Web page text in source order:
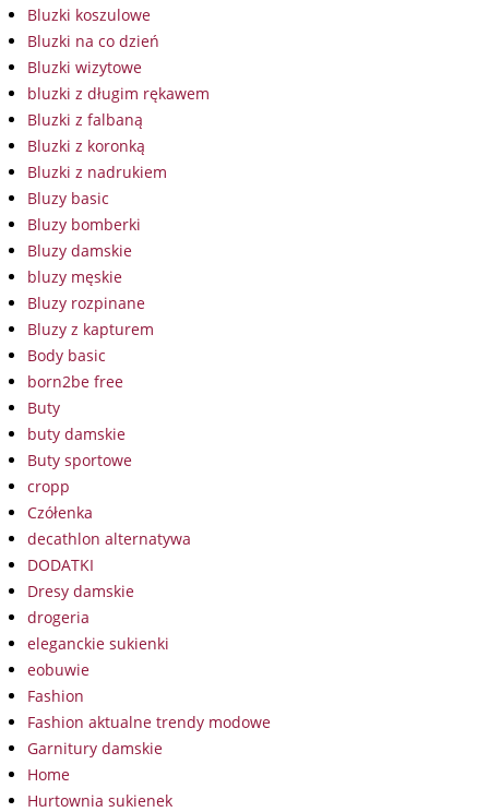
Bluzki koszulowe
Bluzki na co dzień
Bluzki wizytowe
bluzki z długim rękawem
Bluzki z falbaną
Bluzki z koronką
Bluzki z nadrukiem
Bluzy basic
Bluzy bomberki
Bluzy damskie
bluzy męskie
Bluzy rozpinane
Bluzy z kapturem
Body basic
born2be free
Buty
buty damskie
Buty sportowe
cropp
Czółenka
decathlon alternatywa
DODATKI
Dresy damskie
drogeria
eleganckie sukienki
eobuwie
Fashion
Fashion aktualne trendy modowe
Garnitury damskie
Home
Hurtownia sukienek